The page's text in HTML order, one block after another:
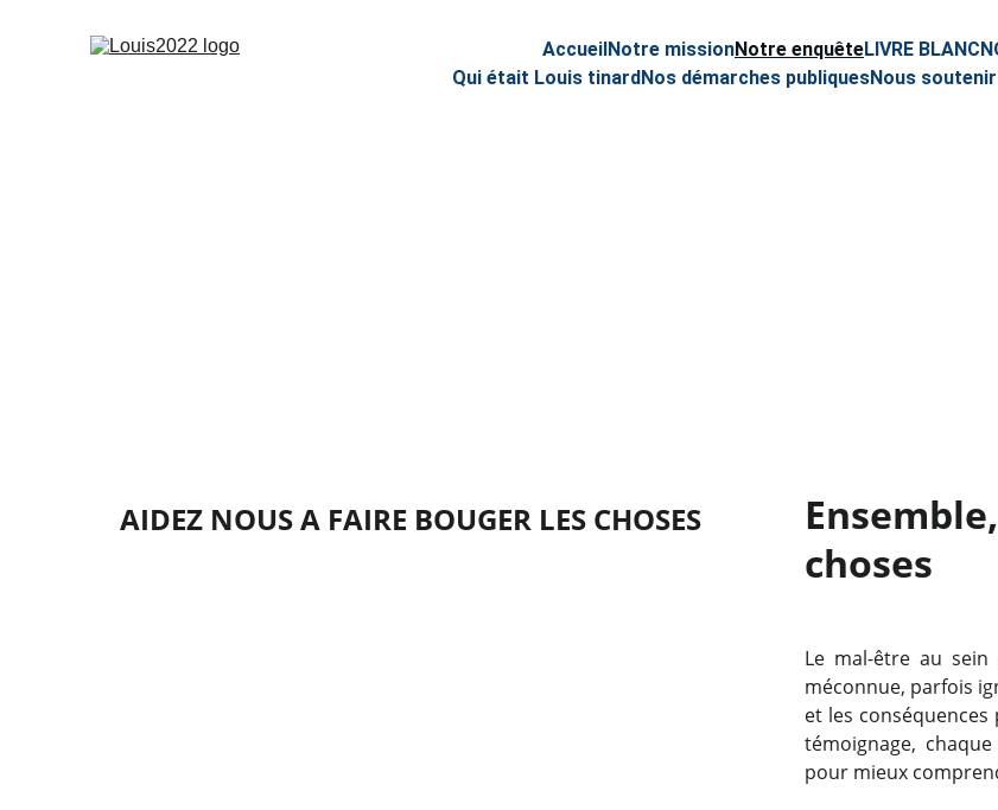
AccueilNotre missionNotre enquêteLIVRE BLANC
Qui était Louis tinardNos démarches publiquesNous soutenir
AIDEZ NOUS A FAIRE BOUGER LES CHOSES
choses
Le mal-être au
méconnue, parfois
et les
témoignage,
pour mieux